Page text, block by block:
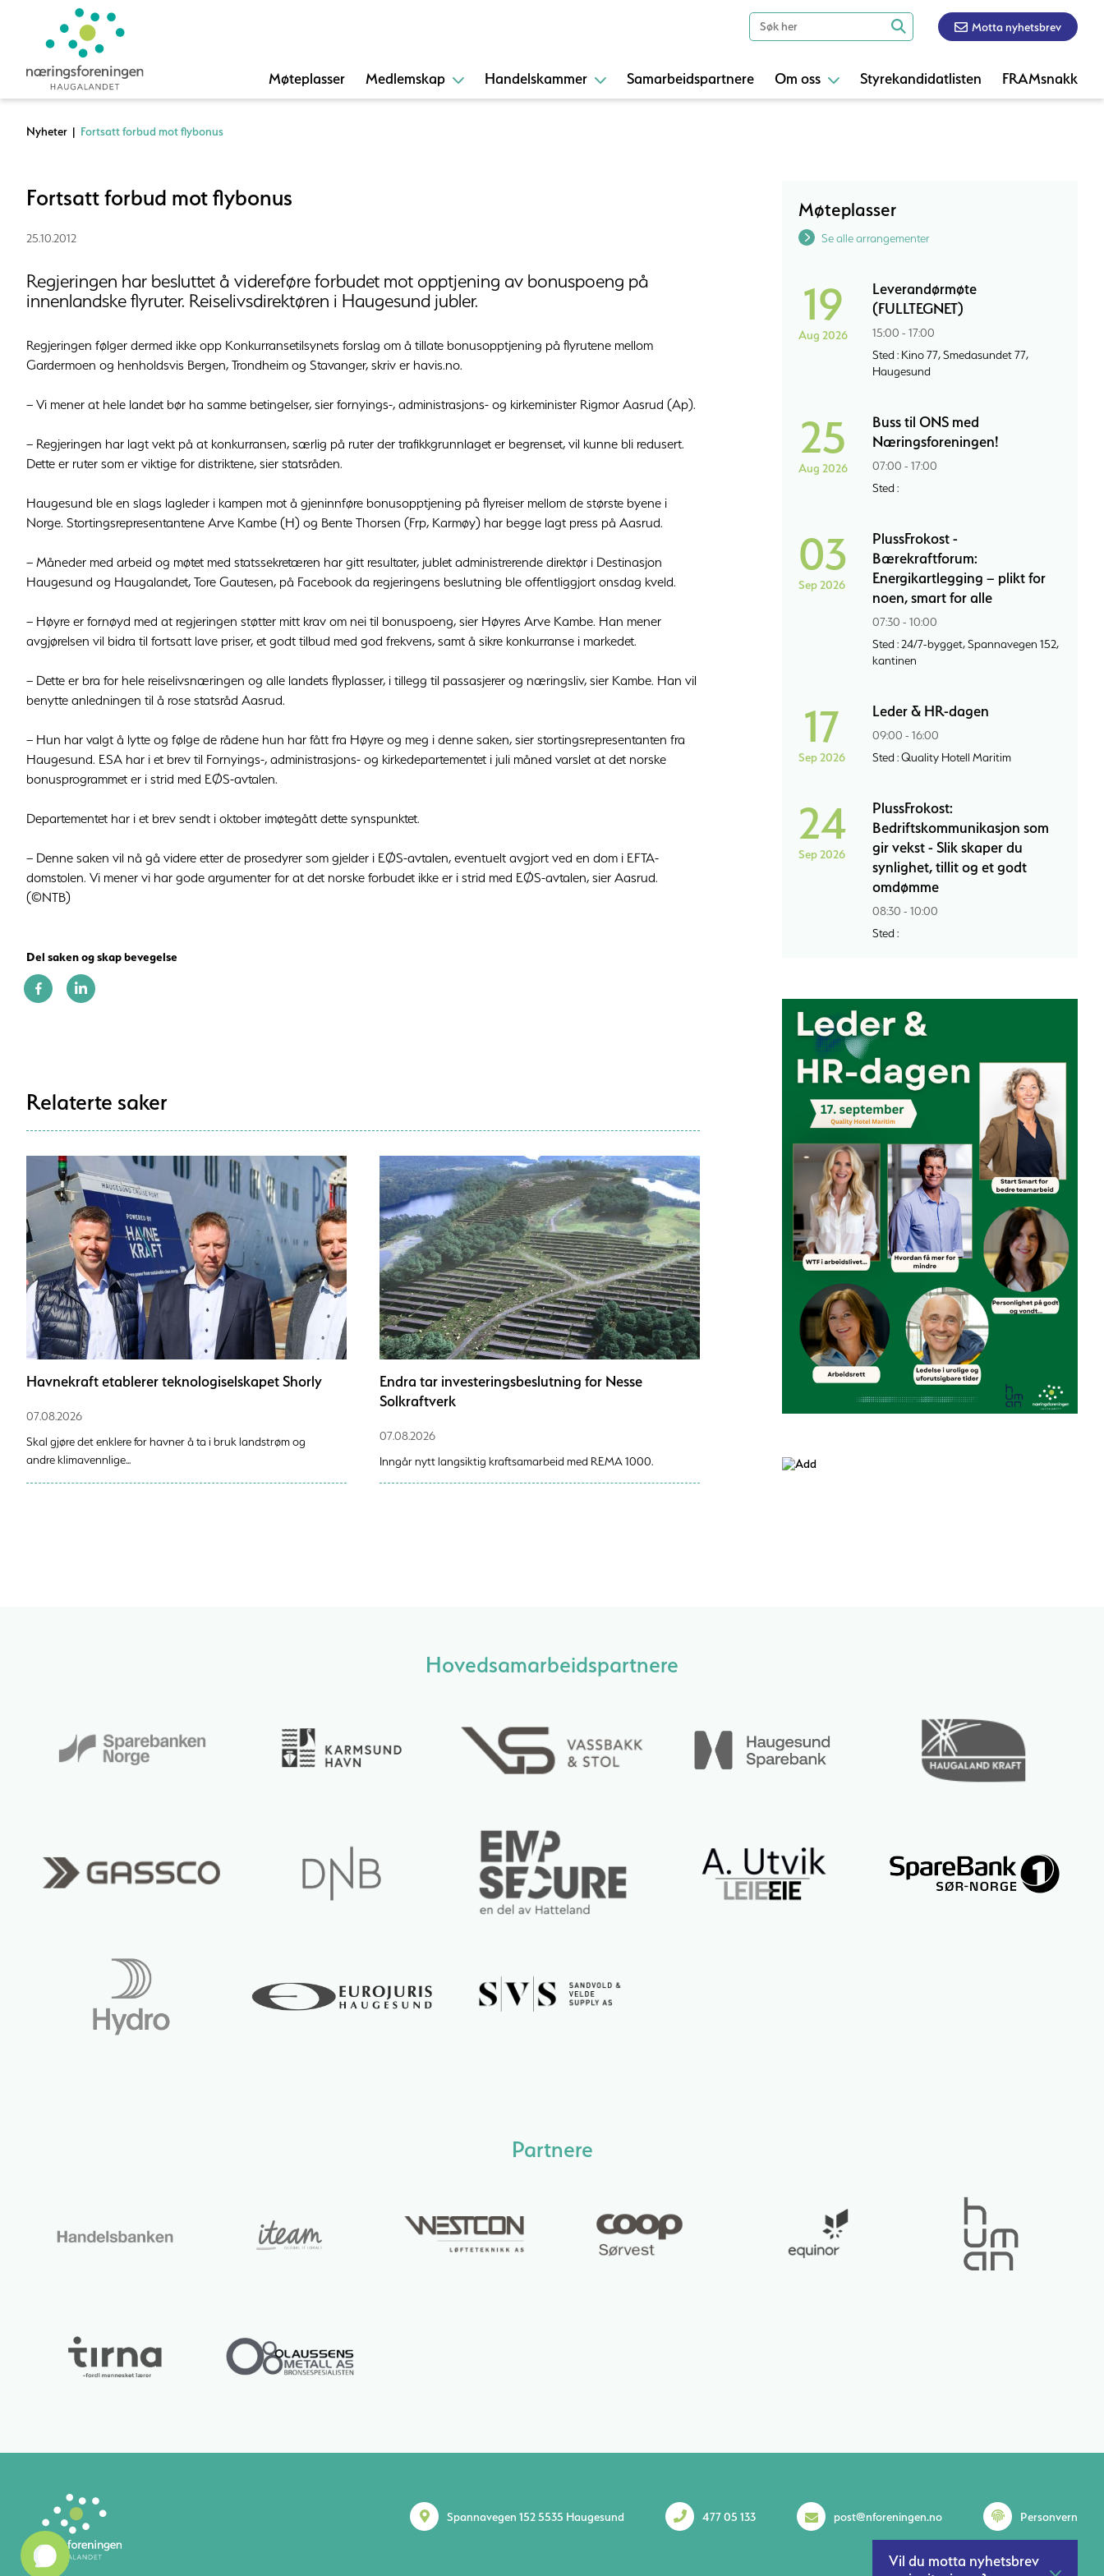
Motta nyhetsbrev
Møteplasser Medlemskap Handelskammer Samarbeidspartnere Om oss Styrekandidatlisten FRAMsnakk
Nyheter | Fortsatt forbud mot flybonus
Fortsatt forbud mot flybonus
25.10.2012
Regjeringen har besluttet å videreføre forbudet mot opptjening av bonuspoeng på
innenlandske flyruter. Reiselivsdirektøren i Haugesund jubler.
Regjeringen følger dermed ikke opp Konkurransetilsynets forslag om å tillate bonusopptjening på flyrutene mellom
Gardermoen og henholdsvis Bergen, Trondheim og Stavanger, skriv er havis.no.
– Vi mener at hele landet bør ha samme betingelser, sier fornyings-, administrasjons- og kirkeminister Rigmor Aasrud (Ap).
– Regjeringen har lagt vekt på at konkurransen, særlig på ruter der trafikkgrunnlaget er begrenset, vil kunne bli redusert.
Dette er ruter som er viktige for distriktene, sier statsråden.
Haugesund ble en slags lagleder i kampen mot å gjeninnføre bonusopptjening på flyreiser mellom de største byene i
Norge. Stortingsrepresentantene Arve Kambe (H) og Bente Thorsen (Frp, Karmøy) har begge lagt press på Aasrud.
– Måneder med arbeid og møtet med statssekretæren har gitt resultater, jublet administrerende direktør i Destinasjon
Haugesund og Haugalandet, Tore Gautesen, på Facebook da regjeringens beslutning ble offentliggjort onsdag kveld.
– Høyre er fornøyd med at regjeringen støtter mitt krav om nei til bonuspoeng, sier Høyres Arve Kambe. Han mener
avgjørelsen vil bidra til fortsatt lave priser, et godt tilbud med god frekvens, samt å sikre konkurranse i markedet.
– Dette er bra for hele reiselivsnæringen og alle landets flyplasser, i tillegg til passasjerer og næringsliv, sier Kambe. Han vil
benytte anledningen til å rose statsråd Aasrud.
– Hun har valgt å lytte og følge de rådene hun har fått fra Høyre og meg i denne saken, sier stortingsrepresentanten fra
Haugesund. ESA har i et brev til Fornyings-, administrasjons- og kirkedepartementet i juli måned varslet at det norske
bonusprogrammet er i strid med EØS-avtalen.
Departementet har i et brev sendt i oktober imøtegått dette synspunktet.
– Denne saken vil nå gå videre etter de prosedyrer som gjelder i EØS-avtalen, eventuelt avgjort ved en dom i EFTA-
domstolen. Vi mener vi har gode argumenter for at det norske forbudet ikke er i strid med EØS-avtalen, sier Aasrud.
(©NTB)
Del saken og skap bevegelse
Relaterte saker
Havnekraft etablerer teknologiselskapet Shorly
07.08.2026
Skal gjøre det enklere for havner å ta i bruk landstrøm og
andre klimavennlige...
Endra tar investeringsbeslutning for Nesse
Solkraftverk
07.08.2026
Inngår nytt langsiktig kraftsamarbeid med REMA 1000.
Møteplasser
Se alle arrangementer
19
Aug 2026
Leverandørmøte
(FULLTEGNET)
15:00 - 17:00
Sted : Kino 77, Smedasundet 77,
Haugesund
25
Aug 2026
Buss til ONS med
Næringsforeningen!
07:00 - 17:00
Sted :
03
Sep 2026
PlussFrokost -
Bærekraftforum:
Energikartlegging – plikt for
noen, smart for alle
07:30 - 10:00
Sted : 24/7-bygget, Spannavegen 152,
kantinen
17
Sep 2026
Leder & HR-dagen
09:00 - 16:00
Sted : Quality Hotell Maritim
24
Sep 2026
PlussFrokost:
Bedriftskommunikasjon som
gir vekst - Slik skaper du
synlighet, tillit og et godt
omdømme
08:30 - 10:00
Sted :
Vil du motta nyhetsbrev
Hovedsamarbeidspartnere
Partnere
Personvern
post@nforeningen.no
477 05 133
Spannavegen 152 5535 Haugesund